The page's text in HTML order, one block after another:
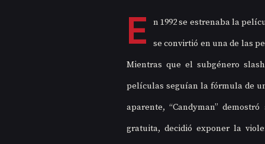
E
n 1992 se estrenaba la
se convirtió en una de las
Mientras que el subgénero
películas seguían la fórmula de
aparente, “Candyman”
gratuita, decidió exponer la